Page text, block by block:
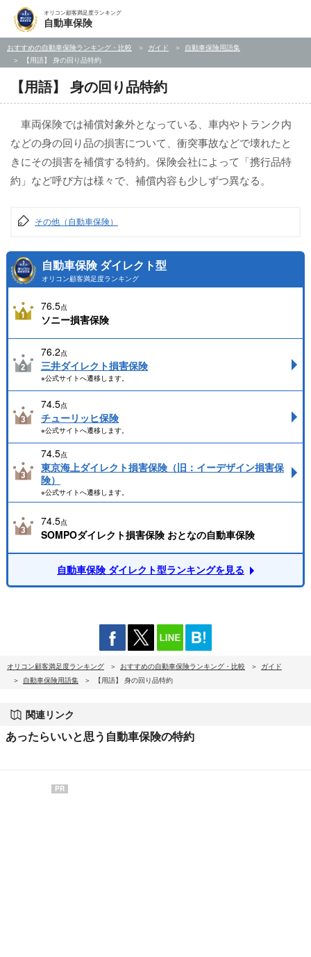
オリコン顧客満足度ランキング
自動車保険
おすすめの自動車保険ランキング・比較 ガイド
自動車保険用語集
【用語】 身の回り品特約
【用語】 身の回り品特約
車両保険では補償対象外となっている、車内やトランク内
などの身の回り品の損害について、衝突事故などで壊れたと
きにその損害を補償する特約。保険会社によって「携行品特
約」など呼び方は様々で、補償内容も少しずつ異なる。
その他（自動車保険）
自動車保険 ダイレクト型
オリコン顧客満足度ランキング
76.5点
ソニー損害保険
76.2点
三井ダイレクト損害保険
※公式サイトへ遷移します。
74.5点
チューリッヒ保険
※公式サイトへ遷移します。
74.5点
東京海上ダイレクト損害保険（旧：イーデザイン損害保
険）
※公式サイトへ遷移します。
74.5点
SOMPOダイレクト損害保険 おとなの自動車保険
自動車保険 ダイレクト型ランキングを見る
オリコン顧客満足度ランキング おすすめの自動車保険ランキング・比較
ガイド
自動車保険用語集
【用語】 身の回り品特約
関連リンク
あったらいいと思う自動車保険の特約
PR